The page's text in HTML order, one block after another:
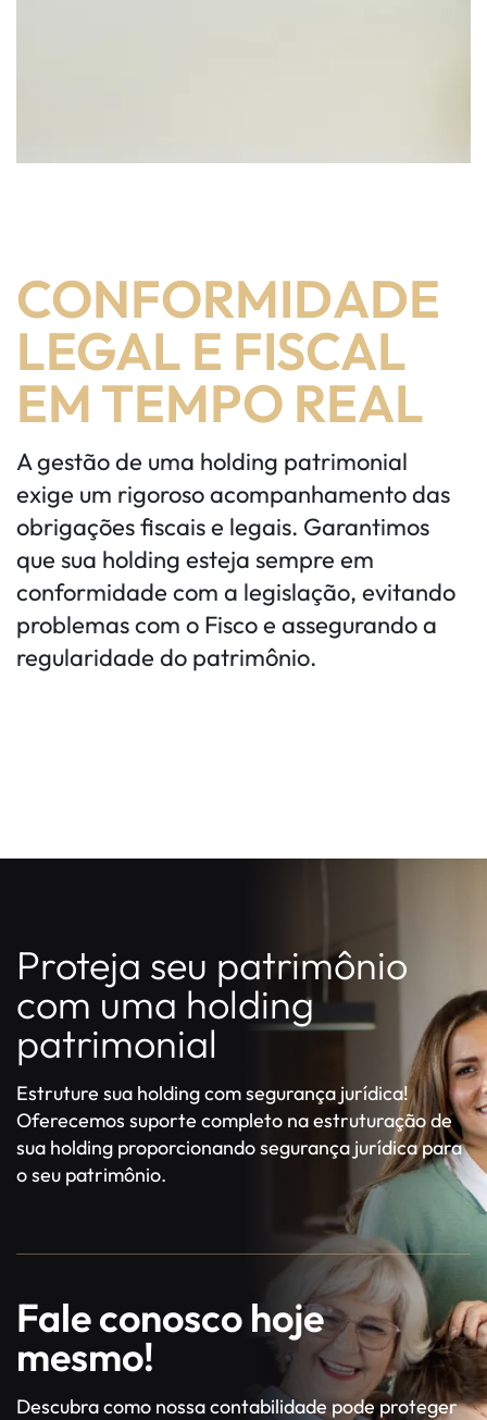
CONFORMIDADE
LEGAL E FISCAL
EM TEMPO REAL
A gestão de uma holding patrimonial
exige um rigoroso acompanhamento das
obrigações fiscais e legais. Garantimos
que sua holding esteja sempre em
conformidade com a legislação, evitando
problemas com o Fisco e assegurando a
regularidade do patrimônio.
Proteja seu patrimônio
com uma holding
patrimonial
Estruture sua holding com segurança jurídica!
Oferecemos suporte completo na estruturação de
sua holding proporcionando segurança jurídica para
o seu patrimônio.
Fale conosco hoje
mesmo!
Descubra como nossa contabilidade pode proteger